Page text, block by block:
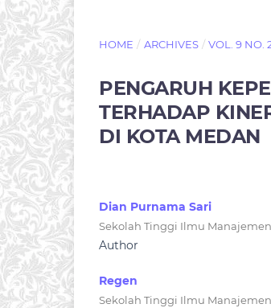
HOME / ARCHIVES / VOL. 9 NO.
PENGARUH
TERHADAP
DI KOTA MEDAN
Dian Purnama Sari
Sekolah Tinggi Ilmu
Author
Regen
Sekolah Tinggi Ilmu